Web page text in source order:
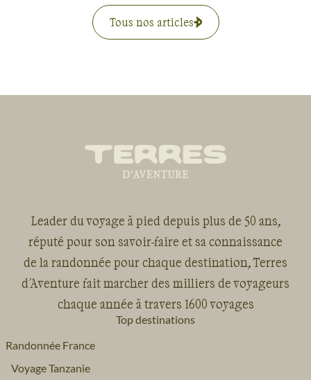
Tous nos articles
Leader du voyage à pied depuis plus de 50 ans,
réputé pour son savoir-faire et sa connaissance
de la randonnée pour chaque destination, Terres
d'Aventure fait marcher des milliers de voyageurs
chaque année à travers 1600 voyages
Top destinations
Randonnée France
Voyage Tanzanie